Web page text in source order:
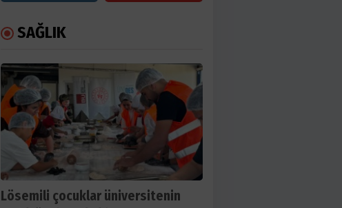
SAĞLIK
Lösemili çocuklar üniversitenin